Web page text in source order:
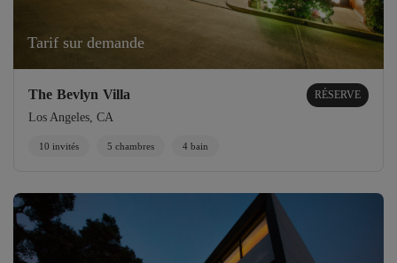
Tarif sur demande
The Bevlyn Villa RÉSERVE
Los Angeles, CA
10 invités 5 chambres 4 bain